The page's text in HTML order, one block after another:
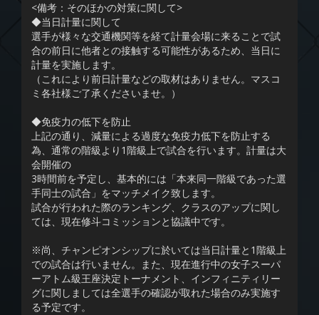
<備考：そのほかの対策に関して>
◆当日計量に関して
選手が様々な交通機関等を経て計量会場に来ることで試
合の前日に他者との接触する可能性があるため、当日に
計量を実施します。
（これにより前日計量などの取材はありません。マスコ
ミ各社様ご了承くださいませ。）
◆免疫力の低下を防止
上記の通り、減量による過度な免疫力低下を防止する
為、通常の階級より1階級上で試合を行います。計量は大
会開催の
3時間前を予定し、基本的には「本来同一階級であった選
手同士の試合」をマッチメイク致します。
試合が行われた際のランキング、クラスのアップに関し
ては、現在修斗コミッションと協議中です。
※尚、チャンピオンシップに於いては当日計量と1階級上
での試合は行いません。また、現在進行中の女子スーパ
ーアトム級王座決定トーナメント、インフィニティリー
グに関しましては全選手の確認が取れた場合のみ実施す
る予定です。